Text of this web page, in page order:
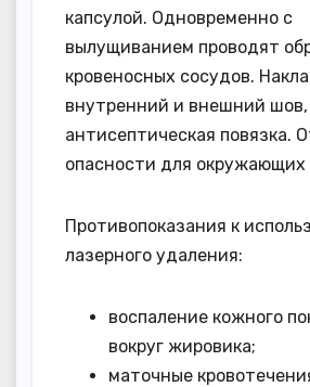
капсулой. Одновременно с
вылущиванием проводят
кровеносных сосудов.
внутренний и внешний шов,
антисептическая повязка.
опасности для окружающих
Противопоказания к
лазерного удаления:
воспаление кожного
вокруг жировика;
маточные